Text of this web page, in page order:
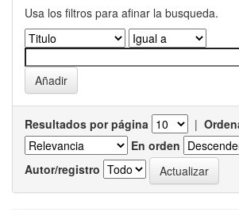
Usa los filtros para afinar la busqueda.
Resultados por página |
En orden
Autor/registro